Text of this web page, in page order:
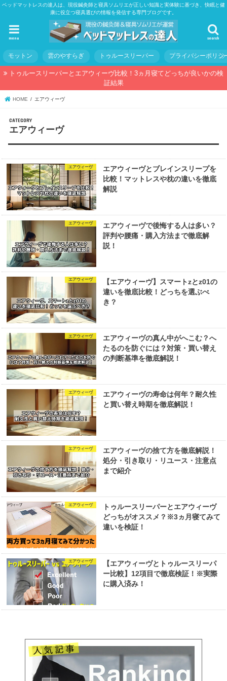
ベッドマットレスの達人は、現役鍼灸師と寝具ソムリエが正しい知識と実体験に基づき、快眠と健
康に役立つ寝具選びの情報を発信する専門ブログです。
search
menu
モットン 雲のやすらぎ トゥルースリーパー プライバシーポリシ
トゥルースリーパーとエアウィーヴ比較！3ヵ月寝てどっちが良いかの検
証結果
HOME エアウィーヴ
エアウィーヴ
エアウィーヴ
エアウィーヴとブレインスリープを
比較！マットレスや枕の違いを徹底
解説
エアウィーヴ
エアウィーヴで後悔する人は多い？
評判や腰痛・購入方法まで徹底解
説！
エアウィーヴ
【エアウィーヴ】スマートzとz01の
違いを徹底比較！どっちを選ぶべ
き？
エアウィーヴ
エアウィーヴの真ん中がへこむ？へ
たるのを防ぐには？対策・買い替え
の判断基準を徹底解説！
エアウィーヴ
エアウィーヴの寿命は何年？耐久性
と買い替え時期を徹底解説！
エアウィーヴ
エアウィーヴの捨て方を徹底解説！
処分・引き取り・リユース・注意点
まで紹介
エアウィーヴ
トゥルースリーパーとエアウィーヴ
どっちがオススメ？※3ヵ月寝てみて
違いを検証！
エアウィーヴ
【エアウィーヴとトゥルースリーパ
ー比較】12項目で徹底検証！※実際
に購入済み！